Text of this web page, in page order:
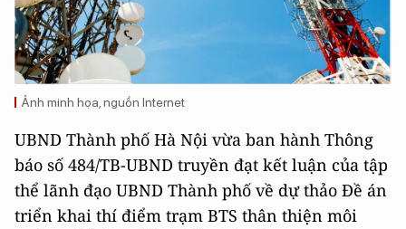
Ảnh minh họa, nguồn Internet
UBND Thành phố Hà Nội vừa ban hành Thông
báo số 484/TB-UBND truyền đạt kết luận của tập
thể lãnh đạo UBND Thành phố về dự thảo Đề án
triển khai thí điểm trạm BTS thân thiện môi